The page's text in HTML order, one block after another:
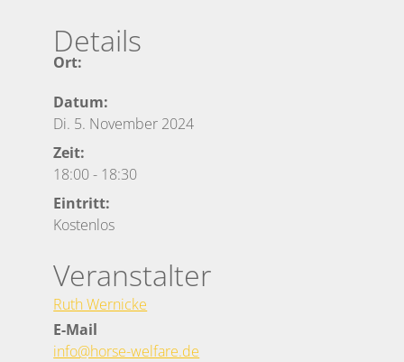
Details
Ort:
Datum:
Di. 5. November 2024
Zeit:
18:00- 18:30
Eintritt:
Kostenlos
Veranstalter
Ruth Wernicke
E-Mail
info@horse-welfare.de